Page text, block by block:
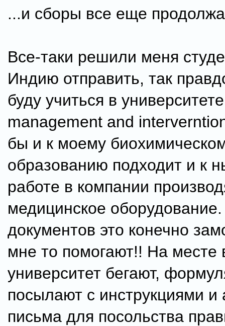
...и сборы все еще
Все-таки решили меня
Индию отправить, так
буду учиться в
management and
бы и к моему
образованию подходит и к
работе в компании
медицинское
документов это конечно
мне то помогают!! На месте
университет бегают,
посылают с инструкциями и
письма для посольства